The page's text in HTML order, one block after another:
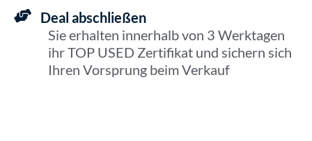
Deal abschließen
Sie erhalten innerhalb von 3 Werktagen
ihr TOP USED Zertifikat und sichern sich
Ihren Vorsprung beim Verkauf